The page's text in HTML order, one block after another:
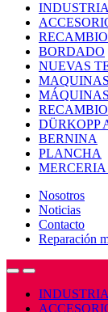
INDUSTRIA
BORDADO
NUEVAS
DÜRKOPP
BERNINA
PLANCHA
Nosotros
Noticias
Contacto
Reparación
OpenClose
INDUSTRIA